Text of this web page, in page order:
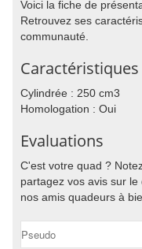
Voici la fiche de
Retrouvez ses
communauté.
Caractéristiques
Cylindrée : 250 cm3
Homologation : Oui
Evaluations
C'est votre quad ?
partagez vos avis sur
nos amis quadeurs à